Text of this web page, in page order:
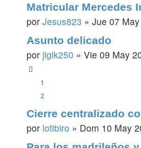
Matricular Mercedes
por Jesus823 » Jue 07
Asunto delicado
por jlglk250 » Vie 09 May
1
2
Cierre centralizado
por lotibiro » Dom 10 May